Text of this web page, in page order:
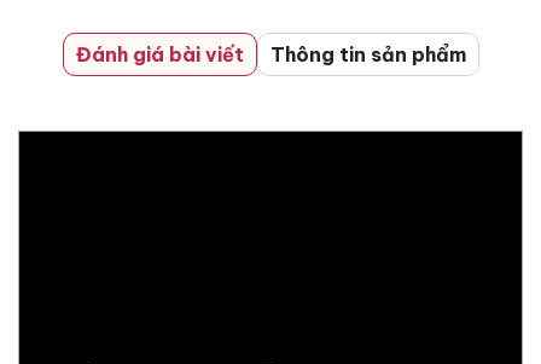
Đánh giá bài viết Thông tin sản phẩm